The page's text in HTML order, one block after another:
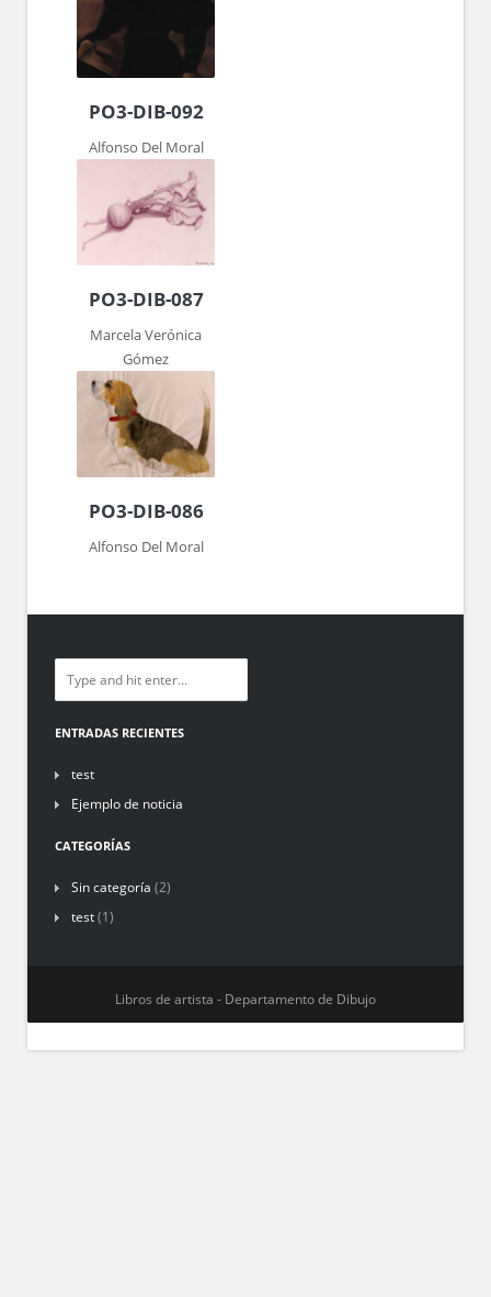
PO3-DIB-092
Alfonso Del Moral
PO3-DIB-087
Marcela Verónica
Gómez
PO3-DIB-086
Alfonso Del Moral
ENTRADAS RECIENTES
test
Ejemplo de noticia
CATEGORÍAS
Sin categoría (2)
test(1)
Libros de artista - Departamento de Dibujo